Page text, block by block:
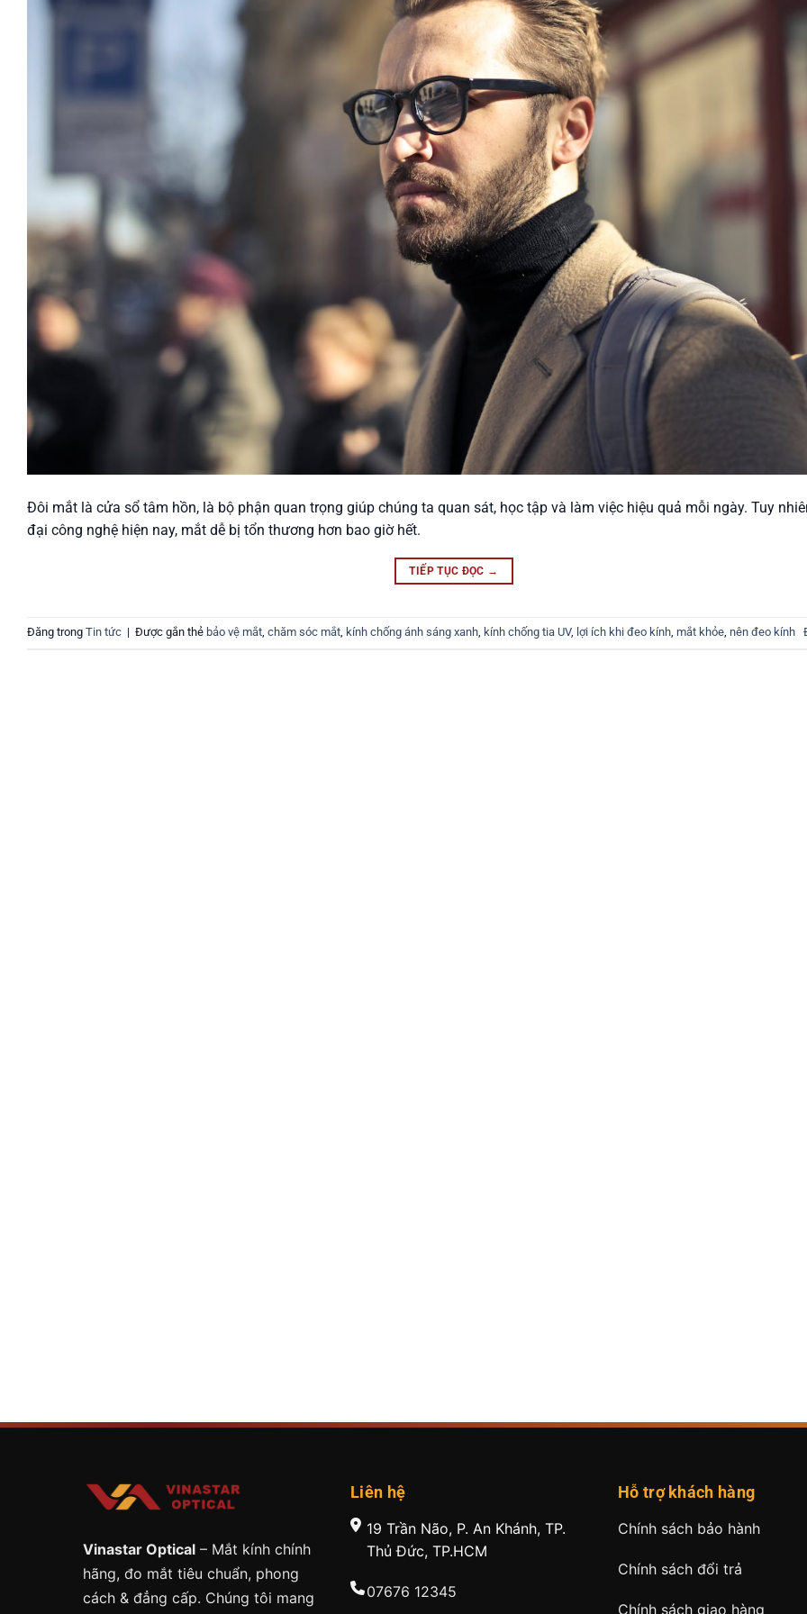
Đôi mắt là cửa sổ tâm hồn, là bộ phận quan trọng giúp chúng ta quan sát, học tập và làm việc hiệu quả mỗi ngày. Tuy
đại công nghệ hiện nay, mắt dễ bị tổn thương hơn bao giờ hết.
TIẾP TỤC ĐỌC →
Đăng trong Tin tức | Được gắn thẻ bảo vệ mắt chăm sóc mắt kính chống ánh sáng xanh kính chống tia UV, lợi ích khi đeo kính mắt khỏe nên đeo kính
Vinastar Optical – Mắt kính chính
hãng, đo mắt tiêu chuẩn, phong
cách & đẳng cấp. Chúng tôi mang
Liên hệ
19 Trần Não, P. An Khánh, TP.
Thủ Đức, TP.HCM
07676 12345
Hỗ trợ khách hàng
Chính sách bảo hành
Chính sách đổi trả
Chính sách giao hàng